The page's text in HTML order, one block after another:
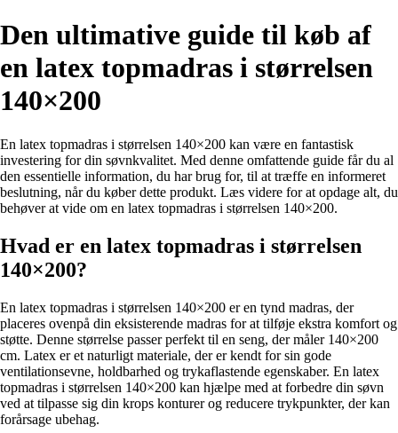
Den ultimative guide til køb af
en latex topmadras i størrelsen
140×200
En latex topmadras i størrelsen 140×200 kan være en fantastisk
investering for din søvnkvalitet. Med denne omfattende guide får du al
den essentielle information, du har brug for, til at træffe en informeret
beslutning, når du køber dette produkt. Læs videre for at opdage alt, du
behøver at vide om en latex topmadras i størrelsen 140×200.
Hvad er en latex topmadras i størrelsen
140×200?
En latex topmadras i størrelsen 140×200 er en tynd madras, der
placeres ovenpå din eksisterende madras for at tilføje ekstra komfort og
støtte. Denne størrelse passer perfekt til en seng, der måler 140×200
cm. Latex er et naturligt materiale, der er kendt for sin gode
ventilationsevne, holdbarhed og trykaflastende egenskaber. En latex
topmadras i størrelsen 140×200 kan hjælpe med at forbedre din søvn
ved at tilpasse sig din krops konturer og reducere trykpunkter, der kan
forårsage ubehag.